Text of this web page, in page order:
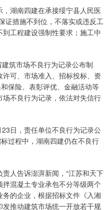
湖南四建在承接绥宁县人民医
证措施不到位，不落实或违反工
工程建设强制性要求；施工中
筑市场不良行为记录公布制
可、市场准入、招标投标、资
保险、表彰评优、金融活动等
不良行为记录，依法对失信行
日，责任单位不良行为记录公
过程中，湖南四建仍在不良行
人告诉澎湃新闻，“江苏和天下
混凝土专业承包不分等级两个
的企业，根据招标文件《入湘
推动建筑市场统一开放若干规